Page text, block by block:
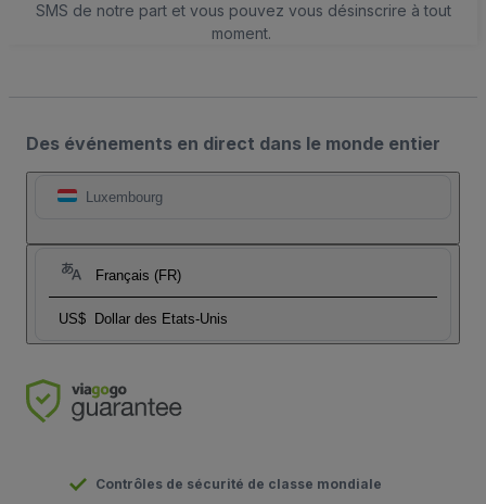
SMS de notre part et vous pouvez vous désinscrire à tout
moment.
Des événements en direct dans le monde entier
Luxembourg
Français (FR)
US$ Dollar des Etats-Unis
Contrôles de sécurité de classe mondiale